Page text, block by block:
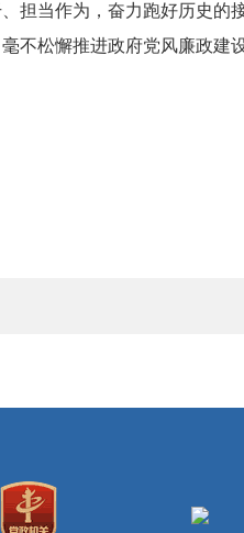
当作为，奋力跑好历史的
不松懈推进政府党风廉政建